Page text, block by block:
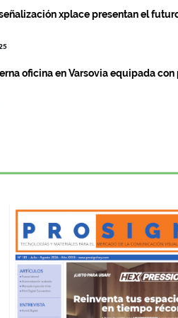
xplace presentan el
oficina en Varsovia equipada